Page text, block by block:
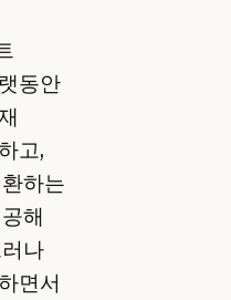
동안
고,
하는
해
나
면서